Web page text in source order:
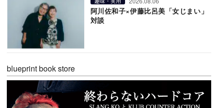
阿川佐和子×伊藤比呂美「女じまい」
対談
blueprint book store